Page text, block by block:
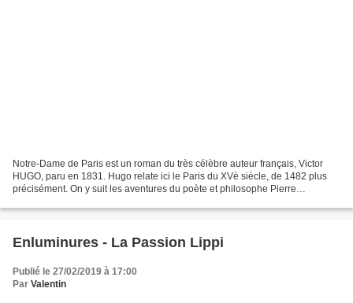
Notre-Dame de Paris est un roman du très célèbre auteur français, Victor
HUGO, paru en 1831. Hugo relate ici le Paris du XVè siècle, de 1482 plus
précisément. On y suit les aventures du poète et philosophe Pierre
Enluminures - La Passion Lippi
Publié le 27/02/2019 à 17:00
Par Valentin